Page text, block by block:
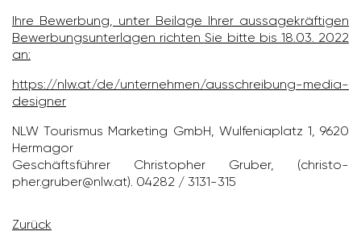
Ihre Bewer­bung, unter Beilage Ihrer aussa­ge­kräf­tigen
Bewer­bungs­un­ter­lagen richten Sie bitte bis 18.03. 2022
an:
https://​nlw.at/​de/​unter­nehmen/​ausschrei­bung-media­
de­si­gner
NLW Tourismus Marke­ting GmbH, Wulfe­nia­platz 1, 9620
Hermagor
Geschäfts­führer Chris­to­pher Gruber, (chris­to­
pher.gruber@nlw.at). 04282 / 3131-315
Zurück